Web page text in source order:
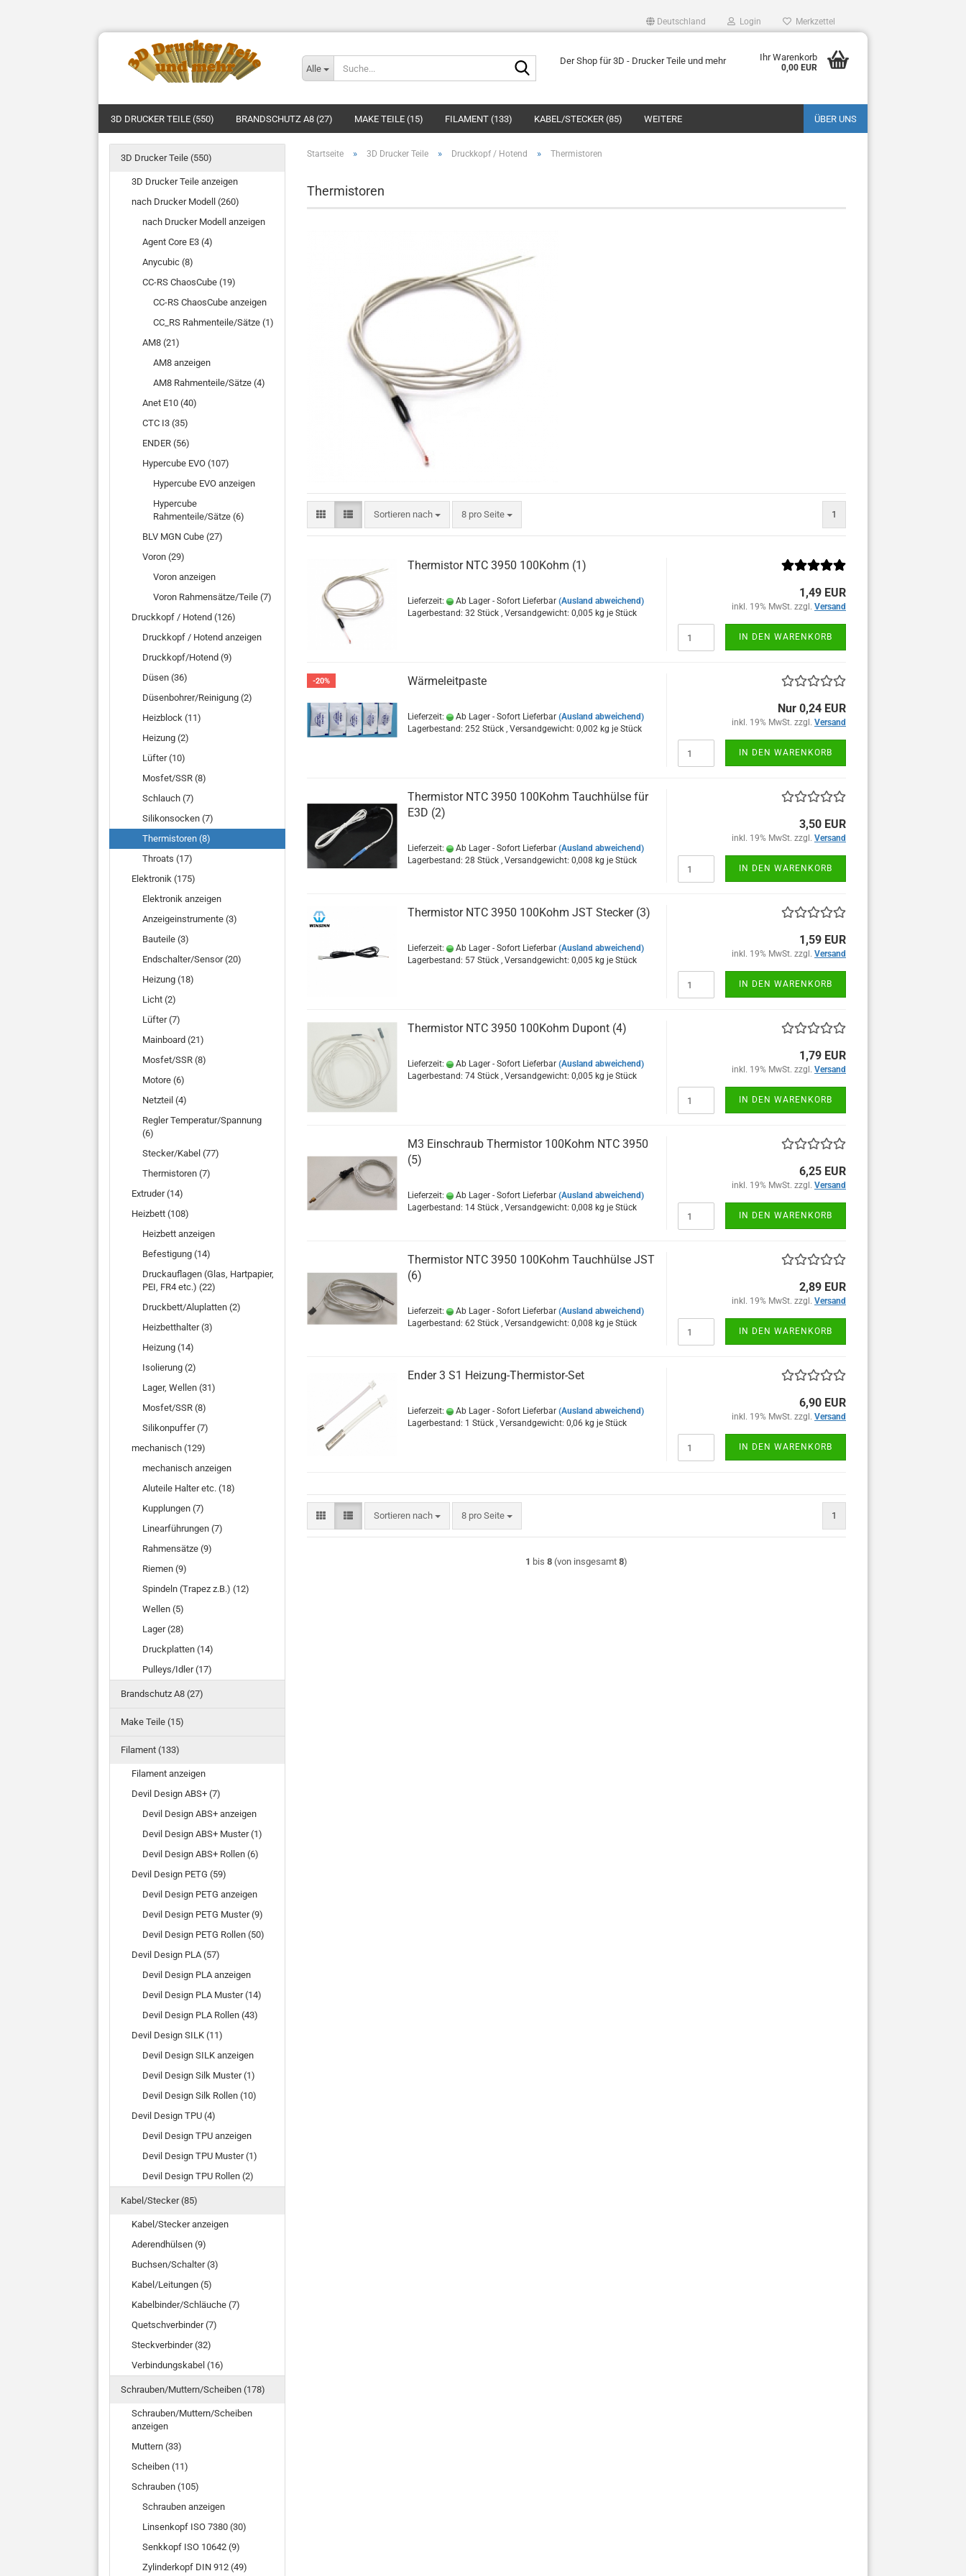
Deutschland Login Merkzettel
Alle
Suche...Der Shop für 3D - Drucker Teile und mehr Ihr Warenkorb
0,00 EUR
3D DRUCKER TEILE (550) BRANDSCHUTZ A8 (27) MAKE TEILE (15) FILAMENT (133) KABEL/STECKER (85) ÜBER UNS
WEITERE
Startseite » 3D Drucker Teile » Druckkopf / Hotend » Thermistoren
Thermistoren
Sortieren nach
Sortieren nach 8 pro Seite
pro Seite 1
Thermistor NTC 3950 100Kohm (1)
Lieferzeit: Ab Lager - Sofort Lieferbar (Ausland abweichend)
Lagerbestand: 32 Stück , Versandgewicht: 0,005 kg je Stück
1,49 EUR
inkl. 19% MwSt. zzgl. Versand
IN DEN WARENKORB
-20% Wärmeleitpaste
Lieferzeit: Ab Lager - Sofort Lieferbar (Ausland abweichend)
Lagerbestand: 252 Stück , Versandgewicht: 0,002 kg je Stück
Nur 0,24 EUR
inkl. 19% MwSt. zzgl. Versand
IN DEN WARENKORB
Thermistor NTC 3950 100Kohm Tauchhülse für
E3D (2)
Lieferzeit: Ab Lager - Sofort Lieferbar (Ausland abweichend)
Lagerbestand: 28 Stück , Versandgewicht: 0,008 kg je Stück
3,50 EUR
inkl. 19% MwSt. zzgl. Versand
IN DEN WARENKORB
Thermistor NTC 3950 100Kohm JST Stecker (3)
Lieferzeit: Ab Lager - Sofort Lieferbar (Ausland abweichend)
Lagerbestand: 57 Stück , Versandgewicht: 0,005 kg je Stück
1,59 EUR
inkl. 19% MwSt. zzgl. Versand
IN DEN WARENKORB
Thermistor NTC 3950 100Kohm Dupont (4)
Lieferzeit: Ab Lager - Sofort Lieferbar (Ausland abweichend)
Lagerbestand: 74 Stück , Versandgewicht: 0,005 kg je Stück
1,79 EUR
inkl. 19% MwSt. zzgl. Versand
IN DEN WARENKORB
M3 Einschraub Thermistor 100Kohm NTC 3950
(5)
Lieferzeit: Ab Lager - Sofort Lieferbar (Ausland abweichend)
Lagerbestand: 14 Stück , Versandgewicht: 0,008 kg je Stück
6,25 EUR
inkl. 19% MwSt. zzgl. Versand
IN DEN WARENKORB
Thermistor NTC 3950 100Kohm Tauchhülse JST
(6)
Lieferzeit: Ab Lager - Sofort Lieferbar (Ausland abweichend)
Lagerbestand: 62 Stück , Versandgewicht: 0,008 kg je Stück
2,89 EUR
inkl. 19% MwSt. zzgl. Versand
IN DEN WARENKORB
Ender 3 S1 Heizung-Thermistor-Set
Lieferzeit: Ab Lager - Sofort Lieferbar (Ausland abweichend)
Lagerbestand: 1 Stück , Versandgewicht: 0,06 kg je Stück
6,90 EUR
inkl. 19% MwSt. zzgl. Versand
IN DEN WARENKORB
Sortieren nach
Sortieren nach 8 pro Seite
pro Seite 1
1 bis 8 (von insgesamt 8)
3D Drucker Teile (550)
3D Drucker Teile anzeigen
nach Drucker Modell (260)
nach Drucker Modell anzeigen
Agent Core E3 (4)
Anycubic (8)
CC-RS ChaosCube (19)
CC-RS ChaosCube anzeigen
CC_RS Rahmenteile/Sätze (1)
AM8 (21)
AM8 anzeigen
AM8 Rahmenteile/Sätze (4)
Anet E10 (40)
CTC I3 (35)
ENDER (56)
Hypercube EVO (107)
Hypercube EVO anzeigen
Hypercube
Rahmenteile/Sätze (6)
BLV MGN Cube (27)
Voron (29)
Voron anzeigen
Voron Rahmensätze/Teile (7)
Druckkopf / Hotend (126)
Druckkopf / Hotend anzeigen
Druckkopf/Hotend (9)
Düsen (36)
Düsenbohrer/Reinigung (2)
Heizblock (11)
Heizung (2)
Lüfter (10)
Mosfet/SSR (8)
Schlauch (7)
Silikonsocken (7)
Thermistoren (8)
Throats (17)
Elektronik (175)
Elektronik anzeigen
Anzeigeinstrumente (3)
Bauteile (3)
Endschalter/Sensor (20)
Heizung (18)
Licht (2)
Lüfter (7)
Mainboard (21)
Mosfet/SSR (8)
Motore (6)
Netzteil (4)
Regler Temperatur/Spannung
(6)
Stecker/Kabel (77)
Thermistoren (7)
Extruder (14)
Heizbett (108)
Heizbett anzeigen
Befestigung (14)
Druckauflagen (Glas, Hartpapier,
PEI, FR4 etc.) (22)
Druckbett/Aluplatten (2)
Heizbetthalter (3)
Heizung (14)
Isolierung (2)
Lager, Wellen (31)
Mosfet/SSR (8)
Silikonpuffer (7)
mechanisch (129)
mechanisch anzeigen
Aluteile Halter etc. (18)
Kupplungen (7)
Linearführungen (7)
Rahmensätze (9)
Riemen (9)
Spindeln (Trapez z.B.) (12)
Wellen (5)
Lager (28)
Druckplatten (14)
Pulleys/Idler (17)
Brandschutz A8 (27)
Make Teile (15)
Filament (133)
Filament anzeigen
Devil Design ABS+ (7)
Devil Design ABS+ anzeigen
Devil Design ABS+ Muster (1)
Devil Design ABS+ Rollen (6)
Devil Design PETG (59)
Devil Design PETG anzeigen
Devil Design PETG Muster (9)
Devil Design PETG Rollen (50)
Devil Design PLA (57)
Devil Design PLA anzeigen
Devil Design PLA Muster (14)
Devil Design PLA Rollen (43)
Devil Design SILK (11)
Devil Design SILK anzeigen
Devil Design Silk Muster (1)
Devil Design Silk Rollen (10)
Devil Design TPU (4)
Devil Design TPU anzeigen
Devil Design TPU Muster (1)
Devil Design TPU Rollen (2)
Kabel/Stecker (85)
Kabel/Stecker anzeigen
Aderendhülsen (9)
Buchsen/Schalter (3)
Kabel/Leitungen (5)
Kabelbinder/Schläuche (7)
Quetschverbinder (7)
Steckverbinder (32)
Verbindungskabel (16)
Schrauben/Muttern/Scheiben (178)
Schrauben/Muttern/Scheiben
anzeigen
Muttern (33)
Scheiben (11)
Schrauben (105)
Schrauben anzeigen
Linsenkopf ISO 7380 (30)
Senkkopf ISO 10642 (9)
Zylinderkopf DIN 912 (49)